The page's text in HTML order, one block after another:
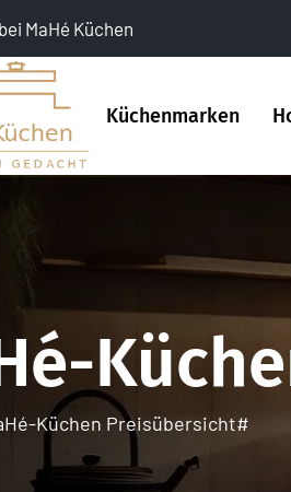
MaHé Küchen
Küchenmarken
Küchen Preisübersicht#